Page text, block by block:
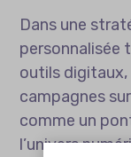
Dans une
personnalisée
outils digitaux,
campagnes
comme un
l’univers